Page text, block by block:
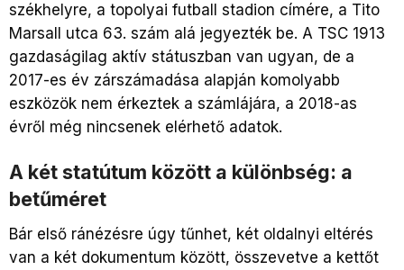
székhelyre, a topolyai futball stadion címére, a Tito
Marsall utca 63. szám alá jegyezték be. A TSC 1913
gazdaságilag aktív státuszban van ugyan, de a
2017-es év zárszámadása alapján komolyabb
eszközök nem érkeztek a számlájára, a 2018-as
évről még nincsenek elérhető adatok.
A két statútum között a különbség: a
betűméret
Bár első ránézésre úgy tűnhet, két oldalnyi eltérés
van a két dokumentum között, összevetve a kettőt